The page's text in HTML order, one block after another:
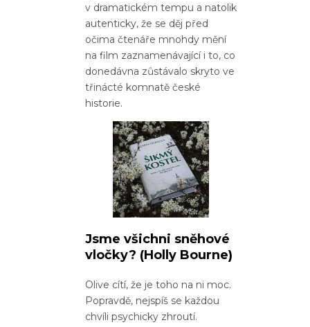
v dramatickém tempu a natolik
autenticky, že se děj před
očima čtenáře mnohdy mění
na film zaznamenávající i to, co
donedávna zůstávalo skryto ve
třinácté komnatě české
historie.
Jsme všichni sněhové
vločky? (Holly Bourne)
Olive cítí, že je toho na ni moc.
Popravdě, nejspíš se každou
chvíli psychicky zhroutí.